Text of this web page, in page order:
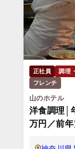
正社員 調理
フレンチ
山のホテル
洋食調理│
万円／前